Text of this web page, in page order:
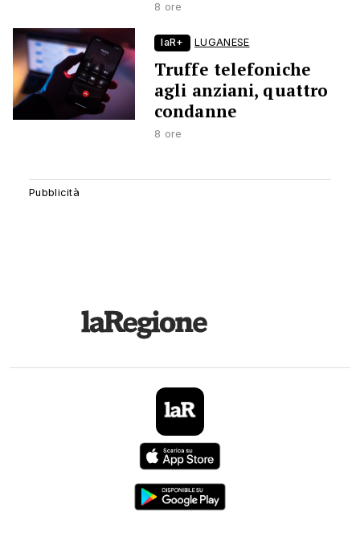
8 ore
laR+ LUGANESE
Truffe telefoniche
agli anziani, quattro
condanne
8 ore